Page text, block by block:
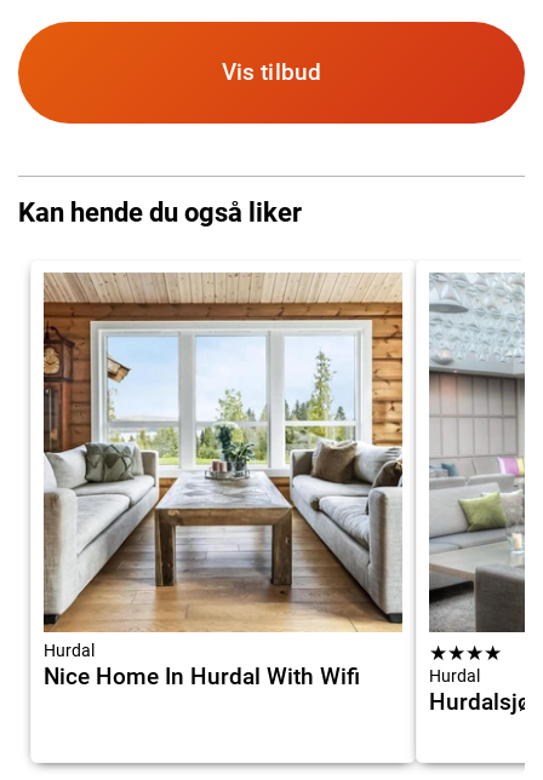
Vis tilbud
Kan hende du også liker
Hurdal
Nice Home In Hurdal With Wifi
★★★★
Hurdal